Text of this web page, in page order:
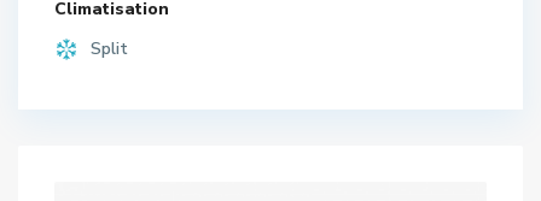
Climatisation
Split